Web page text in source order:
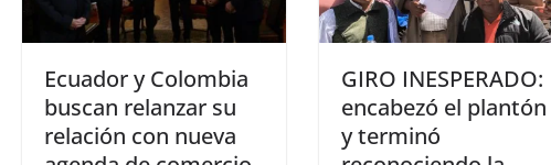
Ecuador y Colombia
buscan relanzar su
relación con nueva
GIRO INESPERADO:
encabezó el plantón
y terminó